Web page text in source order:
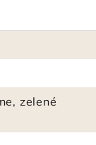
zelené